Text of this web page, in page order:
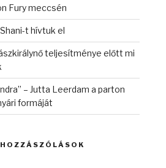
Fury meccsén
t hívtuk el
teljesítménye előtt mi
– Jutta Leerdam a parton
formáját